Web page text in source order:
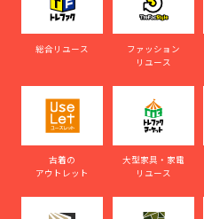
総合リユース
ファッション
リユース
古着の
アウトレット
大型家具・家電
リユース